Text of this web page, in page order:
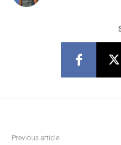
Previous article